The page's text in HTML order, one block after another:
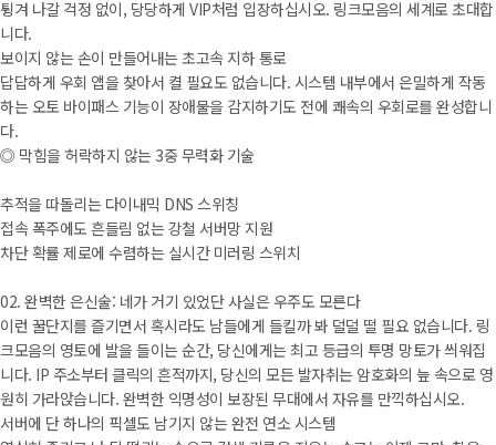
튕겨 나갈 걱정 없이, 당당하게 VIP처럼 입장하십시오. 링크모음의 세계로 초대합
니다.
보이지 않는 손이 만들어내는 초고속 지하 통로
답답하게 우회 앱을 찾아서 켤 필요도 없습니다. 시스템 내부에서 은밀하게 작동
하는 오토 바이패스 기능이 장애물을 감지하기도 전에 쾌속의 우회로를 완성합니
다.
◎ 막힘을 허락하지 않는 3중 무력화 기술
추적을 따돌리는 다이내믹 DNS 스위칭
접속 폭주에도 흔들림 없는 강철 서버망 지원
차단 확률 제로에 수렴하는 실시간 미러링 스위치
02. 완벽한 은신술: 네가 거기 있었단 사실은 우주도 모른다
이런 꿀단지를 즐기면서 혹시라도 남들에게 들킬까 봐 덜덜 떨 필요 없습니다. 링
크모음의 영토에 발을 들이는 순간, 당신에게는 최고 등급의 투명 망토가 씌워집
니다. IP 주소부터 클릭의 흔적까지, 당신의 모든 발자취는 암호화의 늪 속으로 영
원히 가라앉습니다. 완벽한 익명성이 보장된 무대에서 자유를 만끽하십시오.
서버에 단 하나의 픽셀도 남기지 않는 완전 연소 시스템